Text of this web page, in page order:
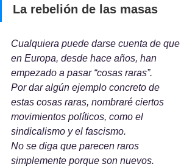
La rebelión de las masas
Cualquiera puede darse cuenta de que
en Europa, desde hace años, han
empezado a pasar “cosas raras”.
Por dar algún ejemplo concreto de
estas cosas raras, nombraré ciertos
movimientos políticos, como el
sindicalismo y el fascismo.
No se diga que parecen raros
simplemente porque son nuevos.